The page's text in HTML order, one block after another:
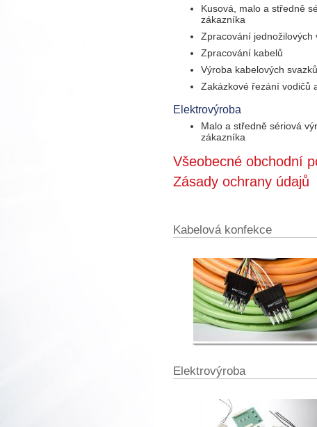
Kusová, malo a středně
zákazníka
Zpracování jednožilových
Zpracování kabelů
Výroba kabelových svazků
Zakázkové řezání vodičů
Elektrovýroba
Malo a středně sériová
zákazníka
Všeobecné obchodní
Zásady ochrany údajů
Kabelová konfekce
Elektrovýroba